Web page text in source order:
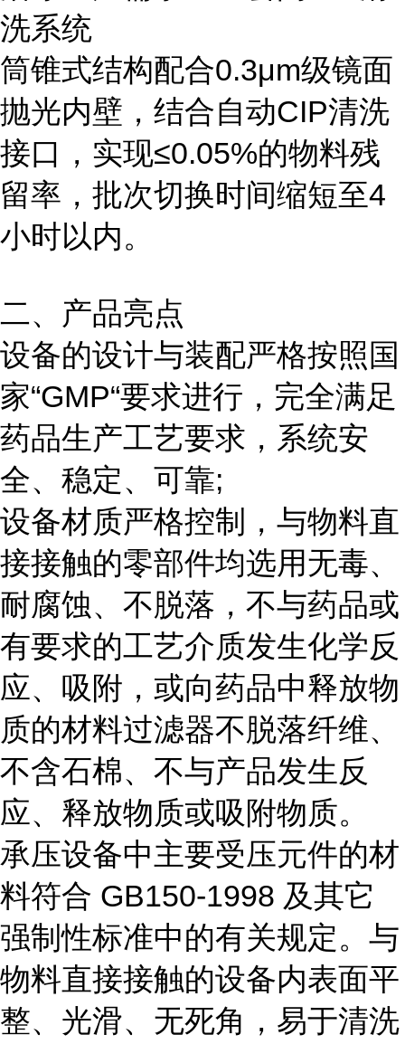
洗系统
筒锥式结构配合0.3μm级镜面
抛光内壁，结合自动CIP清洗
接口，实现≤0.05%的物料残
留率，批次切换时间缩短至4
小时以内。
二、产品亮点
设备的设计与装配严格按照国
家“GMP“要求进行，完全满足
药品生产工艺要求，系统安
全、稳定、可靠;
设备材质严格控制，与物料直
接接触的零部件均选用无毒、
耐腐蚀、不脱落，不与药品或
有要求的工艺介质发生化学反
应、吸附，或向药品中释放物
质的材料过滤器不脱落纤维、
不含石棉、不与产品发生反
应、释放物质或吸附物质。
承压设备中主要受压元件的材
料符合 GB150-1998 及其它
强制性标准中的有关规定。与
物料直接接触的设备内表面平
整、光滑、无死角，易于清洗